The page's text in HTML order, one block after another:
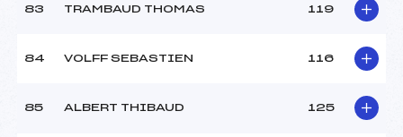
83 TRAMBAUD THOMAS 119
84 VOLFF SEBASTIEN 116
85 ALBERT THIBAUD 125